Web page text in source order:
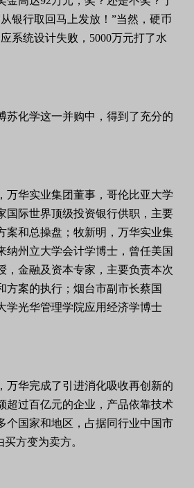
银行取回马上发放！”当然，硬币
系统设计失败，5000万元打了水
苏化学这一并购中，得到了充分的
万华实业集团董事，哥伦比亚大学
国际世界顶级投资银行供职，主要
案和总操盘；牧新明，万华实业集
纳州立大学会计学博士，曾任美国
，金融及资本专家，主要负责本次
方案的执行；烟台市副市长蔡国
学光华管理学院应用经济学博士
万华完成了引进消化吸收再创新的
超过百亿元的企业，产品依靠技术
个国家和地区，占据同行业中国市
方变为卖方。